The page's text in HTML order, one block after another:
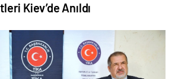
Kiev’de Anıldı